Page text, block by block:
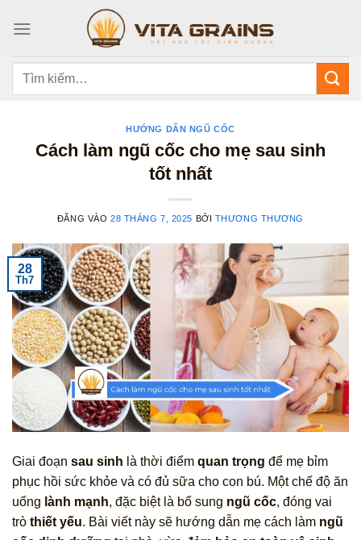
qua
Tìm
HƯỚNG DẪN NGŨ CỐC
Cách làm ngũ cốc cho mẹ sau sinh
tốt nhất
ĐĂNG VÀO 28 THÁNG 7, 2025 BỞI THƯƠNG THƯƠNG
28
Th7
Giai đoạn sau sinh là thời điểm quan trọng để mẹ bỉm
phục hồi sức khỏe và có đủ sữa cho con bú. Một chế độ ăn
uống lành mạnh, đặc biệt là bổ sung ngũ cốc, đóng vai
trò thiết yếu. Bài viết này sẽ hướng dẫn mẹ cách làm ngũ